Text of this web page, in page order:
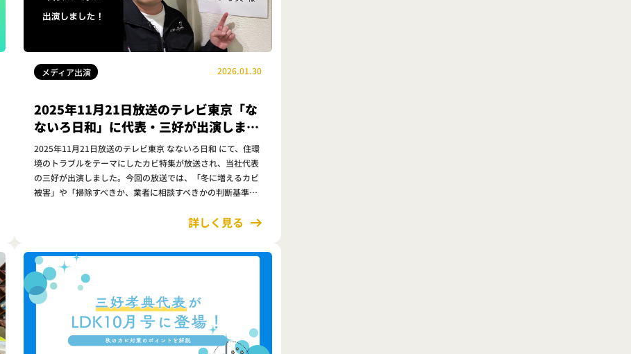
メディア出演 2026.01.30
2025年11月21日放送のテレビ東京「な
ないろ日和」に代表・三好が出演しまし
た！冬に増えるカビトラブル特集
2025年11月21日放送のテレビ東京 なないろ日和 にて、住環
境のトラブルをテーマにしたカビ特集が放送され、当社代表
の三好が出演しました。今回の放送では、「冬に増えるカビ
被害」や「掃除すべきか、業者に相談すべきかの判断基準」
詳しく見る